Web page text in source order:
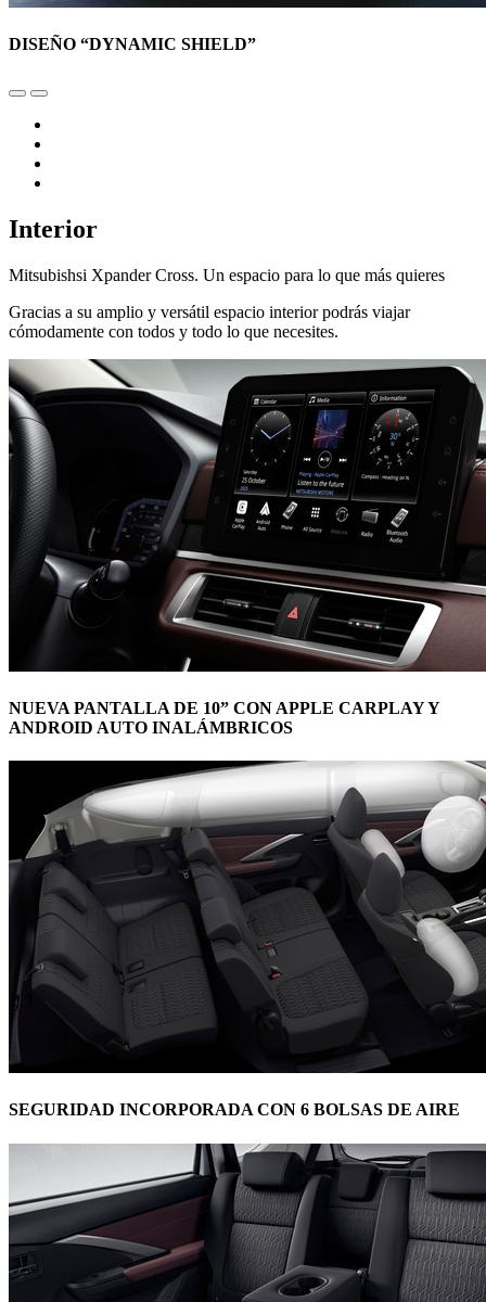
DISEÑO “DYNAMIC SHIELD”
Interior
Mitsubishsi Xpander Cross. Un espacio para lo que más quieres
Gracias a su amplio y versátil espacio interior podrás viajar
cómodamente con todos y todo lo que necesites.
NUEVA PANTALLA DE 10” CON APPLE CARPLAY Y
ANDROID AUTO INALÁMBRICOS
SEGURIDAD INCORPORADA CON 6 BOLSAS DE AIRE